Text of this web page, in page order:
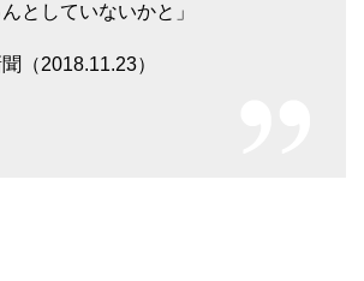
としていないかと」
（2018.11.23）